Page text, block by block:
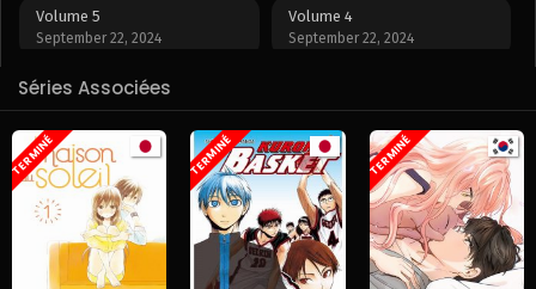
Volume 5
September 22, 2024
Volume 4
September 22, 2024
Volume 3
September 22, 2024 September 22, 2024
Volume 1
September 22, 2024
Séries Associées
TERMINÉ TERMINÉ TERMINÉ